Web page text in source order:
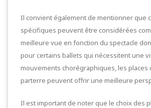
Il convient également de mentionner que
spécifiques peuvent être considérées
meilleure vue en fonction du spectacle
pour certains ballets qui nécessitent une
mouvements chorégraphiques, les places
parterre peuvent offrir une meilleure
Il est important de noter que le choix des